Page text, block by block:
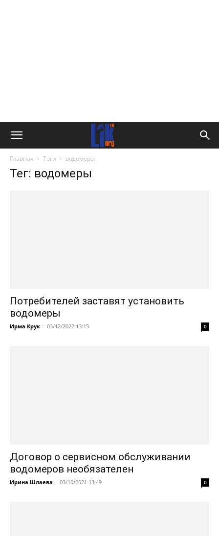
Главная Теги водомеры
Тег: водомеры
Потребителей заставят установить
водомеры
Ирма Крук - 03/12/2022 13:15 0
Договор о сервисном обслуживании
водомеров необязателен
Ирина Шлаева - 03/10/2021 13:49 0